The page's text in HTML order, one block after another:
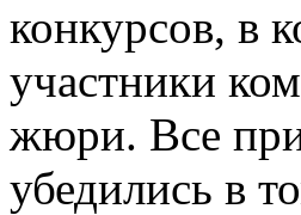
конкурсов, в
участники
жюри. Все
убедились в